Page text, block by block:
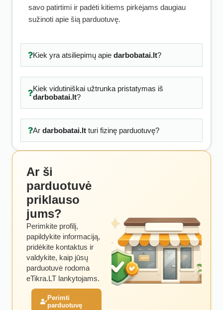
savo patirtimi ir padėti kitiems pirkėjams daugiau
sužinoti apie šią parduotuvę.
Kiek yra atsiliepimų apie darbobatai.lt?
Kiek vidutiniškai užtrunka pristatymas iš
darbobatai.lt?
Ar darbobatai.ltturi fizinę parduotuvę?
Ar ši
parduotuvė
priklauso
jums?
Perimkite profilį,
papildykite informaciją,
pridėkite kontaktus ir
valdykite, kaip jūsų
parduotuvė rodoma
eTikra.LT lankytojams.
Perimti
parduotuvę